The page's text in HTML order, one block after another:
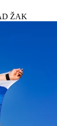
ŽAK